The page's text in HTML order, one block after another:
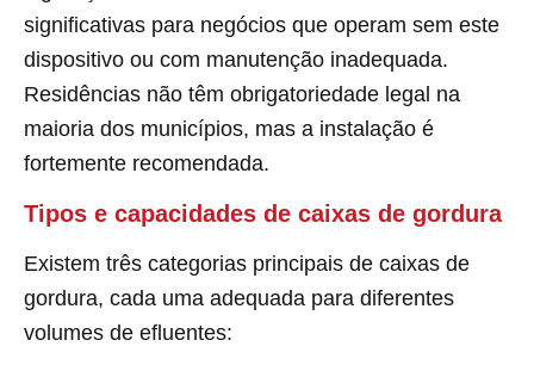
significativas para negócios que operam sem este
dispositivo ou com manutenção inadequada.
Residências não têm obrigatoriedade legal na
maioria dos municípios, mas a instalação é
fortemente recomendada.
Tipos e capacidades de caixas de gordura
Existem três categorias principais de caixas de
gordura, cada uma adequada para diferentes
volumes de efluentes: